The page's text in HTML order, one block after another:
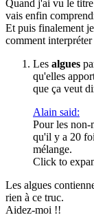
Quand j'ai vu le
vais enfin
Et puis finalement
comment
Les algues
qu'elles
que ça veut
Alain said:
Pour les
qu'il y a 20
mélange.
Click to
Les algues
rien à ce truc.
Aidez-moi !!